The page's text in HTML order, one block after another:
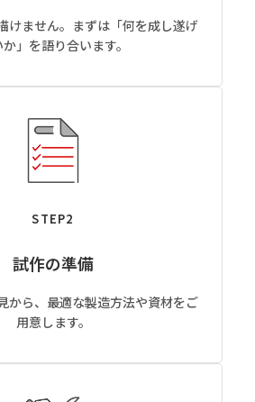
けません。まずは「何を成し遂げ
」を語り合います。
STEP2
試作の準備
から、最適な製造方法や資材をご
用意します。